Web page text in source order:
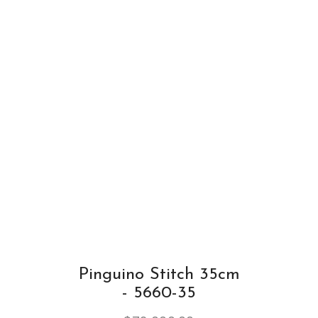
Pinguino Stitch 35cm
- 5660-35